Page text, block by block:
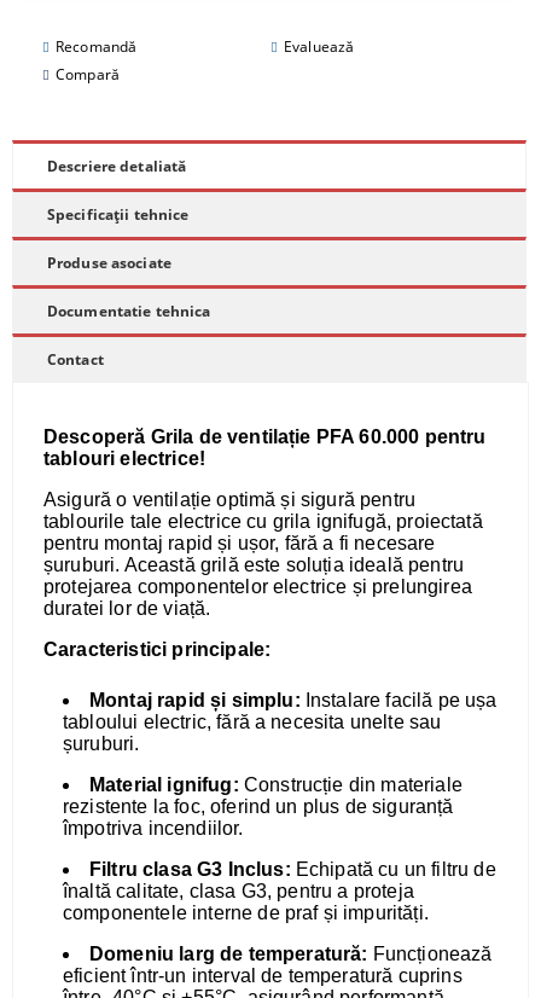
Recomandă
Evaluează
Compară
Descriere detaliată
Specificații tehnice
Produse asociate
Documentatie tehnica
Contact
Descoperă Grila de ventilație PFA 60.000 pentru
tablouri electrice!
Asigură o ventilație optimă și sigură pentru
tablourile tale electrice cu grila ignifugă, proiectată
pentru montaj rapid și ușor, fără a fi necesare
șuruburi. Această grilă este soluția ideală pentru
protejarea componentelor electrice și prelungirea
duratei lor de viață.
Caracteristici principale:
Montaj rapid și simplu: Instalare facilă pe ușa
tabloului electric, fără a necesita unelte sau
șuruburi.
Material ignifug: Construcție din materiale
rezistente la foc, oferind un plus de siguranță
împotriva incendiilor.
Filtru clasa G3 Inclus: Echipată cu un filtru de
înaltă calitate, clasa G3, pentru a proteja
componentele interne de praf și impurități.
Domeniu larg de temperatură: Funcționează
eficient într-un interval de temperatură cuprins